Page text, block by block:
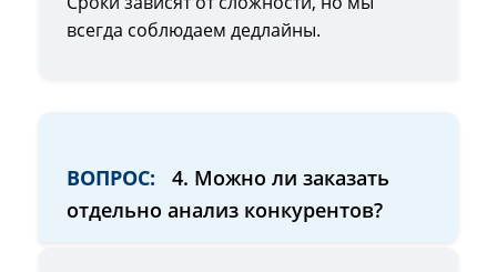
всегда соблюдаем дедлайны.
ВОПРОС:
4. Можно ли заказать
отдельно анализ конкурентов?